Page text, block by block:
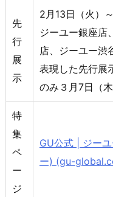
先
行
展
示
2月13日（火）
ジーユー銀座店
店、ジーユー渋
表現した先行展
のみ３月7日（
特
集
ペ
ー
ジ
GU公式 | ジー
ー) (gu-